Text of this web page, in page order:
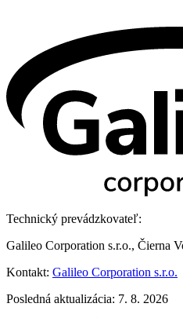
Technický prevádzkovateľ:
Galileo Corporation s.r.o., Čierna
Kontakt: Galileo Corporation s.r.o.
Posledná aktualizácia: 7. 8. 2026